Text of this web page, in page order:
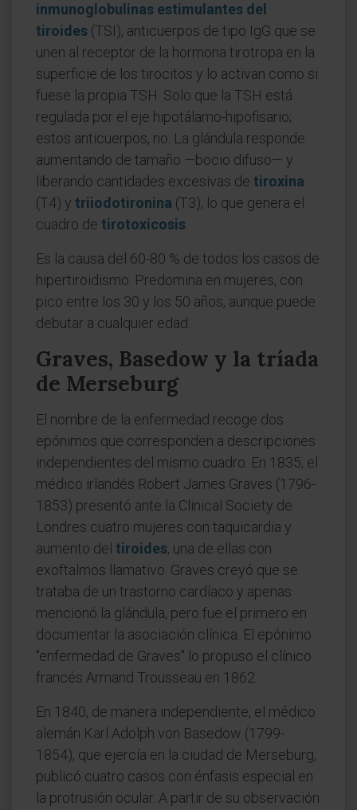
inmunoglobulinas estimulantes del
tiroides (TSI), anticuerpos de tipo IgG que se
unen al receptor de la hormona tirotropa en la
superficie de los tirocitos y lo activan como si
fuese la propia TSH. Solo que la TSH está
regulada por el eje hipotálamo-hipofisario;
estos anticuerpos, no. La glándula responde
aumentando de tamaño —bocio difuso— y
liberando cantidades excesivas de tiroxina
(T4) y triiodotironina (T3), lo que genera el
cuadro de tirotoxicosis
Es la causa del 60-80 % de todos los casos de
hipertiroidismo. Predomina en mujeres, con
pico entre los 30 y los 50 años, aunque puede
debutar a cualquier edad.
Graves, Basedow y la tríada
de Merseburg
El nombre de la enfermedad recoge dos
epónimos que corresponden a descripciones
independientes del mismo cuadro. En 1835, el
médico irlandés Robert James Graves (1796-
1853) presentó ante la Clinical Society de
Londres cuatro mujeres con taquicardia y
aumento del tiroides, una de ellas con
exoftalmos llamativo. Graves creyó que se
trataba de un trastorno cardíaco y apenas
mencionó la glándula, pero fue el primero en
documentar la asociación clínica. El epónimo
"enfermedad de Graves" lo propuso el clínico
francés Armand Trousseau en 1862.
En 1840, de manera independiente, el médico
alemán Karl Adolph von Basedow (1799-
1854), que ejercía en la ciudad de Merseburg,
publicó cuatro casos con énfasis especial en
la protrusión ocular. A partir de su observación